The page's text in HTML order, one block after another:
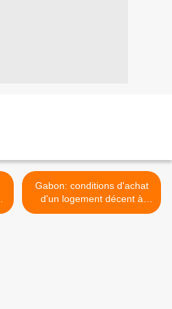
Gabon: conditions d'achat
d'un logement décent à
long terme Au Gabon